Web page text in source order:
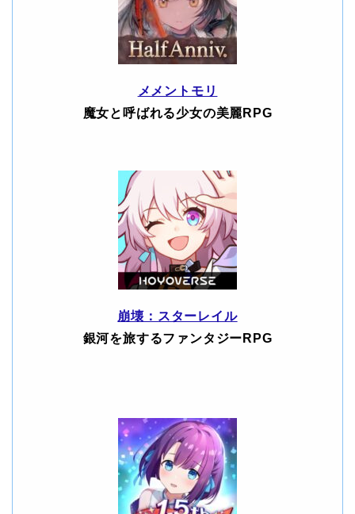
メメントモリ
魔女と呼ばれる少女の美麗RPG
崩壊：スターレイル
銀河を旅するファンタジーRPG